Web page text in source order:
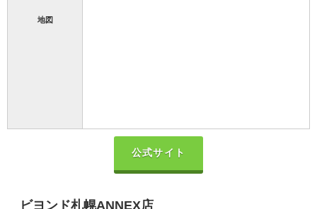
地図
公式サイト
ビヨンド札幌ANNEX店